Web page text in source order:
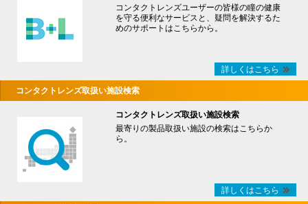
コンタクトレンズユーザーの皆様の瞳の健康
を守る便利なサービスと、疑問を解決するた
めのサポートはこちらから。
詳しくはこちら
コンタクトレンズ取扱い施設検索
コンタクトレンズ取扱い施設検索
最寄りの製品取扱い施設の検索はこちらか
ら。
詳しくはこちら